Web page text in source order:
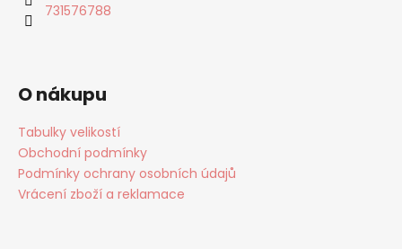
731576788
O nákupu
Tabulky velikostí
Obchodní podmínky
Podmínky ochrany osobních údajů
Vrácení zboží a reklamace